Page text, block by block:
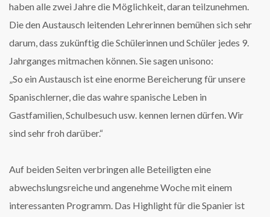
haben alle zwei Jahre die Möglichkeit, daran teilzunehmen.
Die den Austausch leitenden Lehrerinnen bemühen sich sehr
darum, dass zukünftig die Schülerinnen und Schüler jedes 9.
Jahrganges mitmachen können. Sie sagen unisono:
„So ein Austausch ist eine enorme Bereicherung für unsere
Spanischlerner, die das wahre spanische Leben in
Gastfamilien, Schulbesuch usw. kennen lernen dürfen. Wir
sind sehr froh darüber.“
Auf beiden Seiten verbringen alle Beteiligten eine
abwechslungsreiche und angenehme Woche mit einem
interessanten Programm. Das Highlight für die Spanier ist